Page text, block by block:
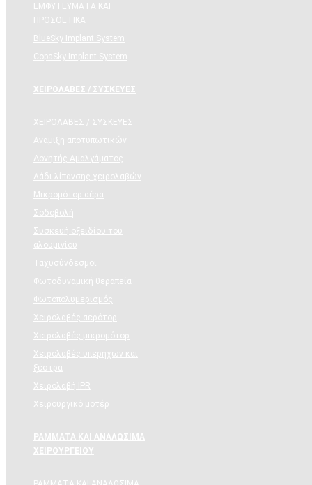
ΕΜΦΥΤΕΥΜΑΤΑ ΚΑΙ
ΠΡΟΣΘΕΤΙΚΑ
BlueSky Implant System
CopaSky Implant System
ΧΕΙΡΟΛΑΒΕΣ / ΣΥΣΚΕΥΕΣ
ΧΕΙΡΟΛΑΒΕΣ / ΣΥΣΚΕΥΕΣ
Αναμιξη αποτυπωτικών
Δονητής Αμαλγάματος
Λάδι λίπανσης χειρολαβών
Μικρομότορ αέρα
Σοδοβολή
Συσκευή οξειδίου του
αλουμινίου
Ταχυσύνδεσμοι
Φωτοδυναμική θεραπεία
Φωτοπολυμερισμός
Χειρολαβές αερότορ
Χειρολαβές μικρομότορ
Χειρολαβές υπερήχων και
ξέστρα
Χειρολαβή IPR
Χειρουργικό μοτέρ
ΡΑΜΜΑΤΑ ΚΑΙ ΑΝΑΛΩΣΙΜΑ
ΧΕΙΡΟΥΡΓΕΙΟΥ